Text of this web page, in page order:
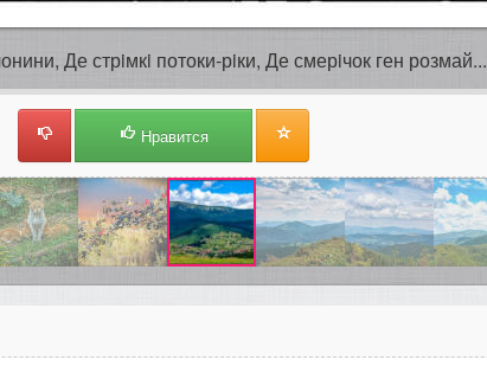
Де стрiмкi потоки-рiки, Де смерiчок ген розмай...
Нравится